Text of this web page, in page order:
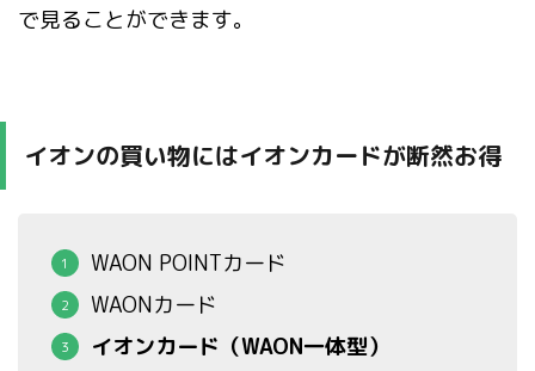
で見ることができます。
イオンの買い物にはイオンカードが断然お得
WAON POINTカード
WAONカード
イオンカード（WAON一体型）